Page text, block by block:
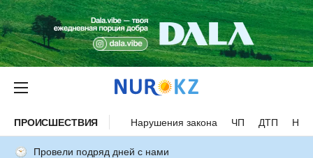
ПРОИСШЕСТВИЯ Нарушения закона ЧП ДТП
Провели подряд дней с нами